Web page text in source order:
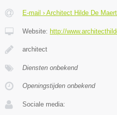
E-mail › Architect Hilde De
Website: http://
architect
Diensten onbekend
Openingstijden onbekend
Sociale media: